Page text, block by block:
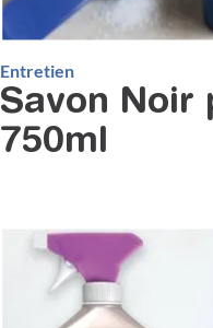
Entretien
Savon Noir
750ml